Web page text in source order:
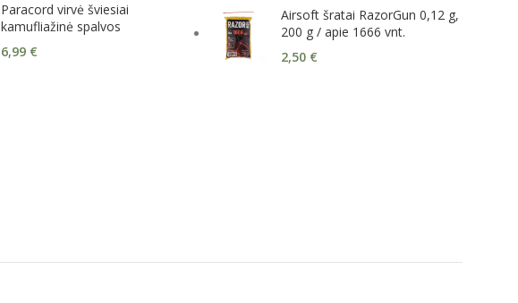
Paracord virvė šviesiai
kamufliažinė spalvos
6,99 €
Airsoft šratai RazorGun 0,12 g,
200 g / apie 1666 vnt.
2,50 €